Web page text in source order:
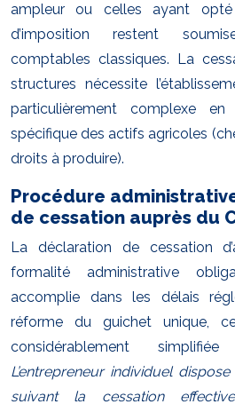
ampleur ou celles ayant
d’imposition restent
comptables classiques. La
structures nécessite
particulièrement complexe
spécifique des actifs agricoles
droits à produire).
Procédure
de cessation auprès du
La déclaration de cessation
formalité administrative
accomplie dans les délais
réforme du guichet unique,
considérablement
L’entrepreneur individuel
suivant la cessation